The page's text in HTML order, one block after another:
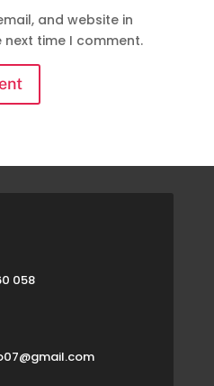
and website in
time I comment.
058